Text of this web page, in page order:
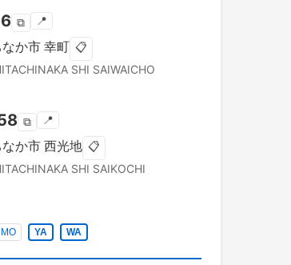
⧉ 📍
か市 幸町 📋
SHI SAIWAICHO
⧉ 📍
か市 西光地 📋
SHI SAIKOCHI
MO YA WA